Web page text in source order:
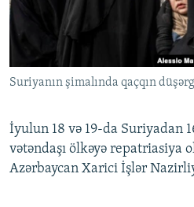
Suriyanın şimalında qaçqın
İyulun 18 və 19-da Suriyadan
vətəndaşı ölkəyə repatriasiya
Azərbaycan Xarici İşlər